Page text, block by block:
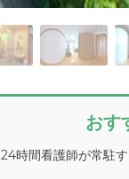
おす
24時間看護師が常駐